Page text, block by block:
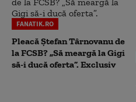
FANATIK.RO
Pleacă Ștefan Târnovanu de
la FCSB? „Să meargă la Gigi
să-i ducă oferta”. Exclusiv